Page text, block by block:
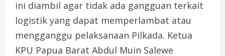
ini diambil agar tidak ada gangguan terkait
logistik yang dapat memperlambat atau
mengganggu pelaksanaan Pilkada. Ketua
KPU Papua Barat Abdul Muin Salewe